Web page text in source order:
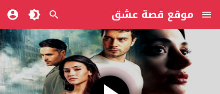
موقع قصة عشق